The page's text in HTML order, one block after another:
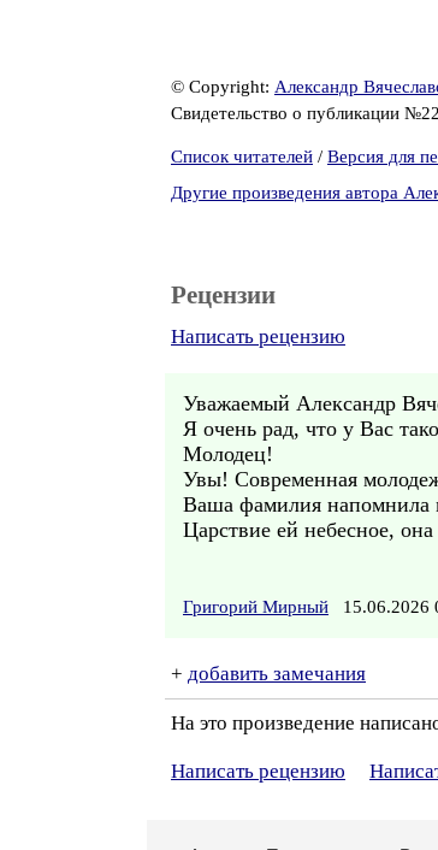
© Copyright: Александр
Свидетельство о публикации
Список читателей / Версия для
Другие произведения автора
Рецензии
Написать рецензию
Уважаемый Александр
Я очень рад, что у Вас
Молодец!
Увы! Современная
Ваша фамилия напомнила
Царствие ей небесное,
Григорий Мирный 15.06.2026
+ добавить замечания
На это произведение
Написать рецензию